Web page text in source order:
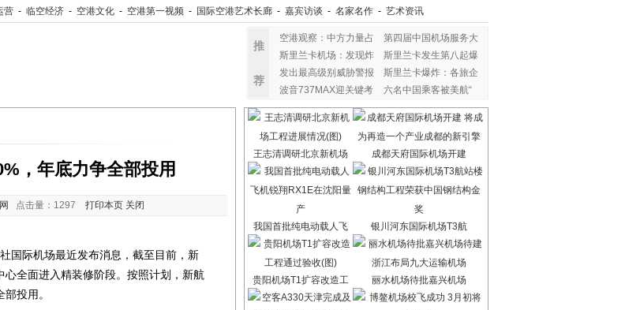
营 - 临空经济 - 空港文化 - 空港第一视频 - 国际空港艺术长廊 - 嘉宾访谈 - 名家名作 - 艺术资讯
推
荐
空港观察：中方力量占
第四届中国机场服务大
斯里兰卡机场：发现炸
斯里兰卡发生第八起爆
发出最高级别威胁警报
斯里兰卡爆炸：各旅企
波音737MAX迎关键考
验
六名中国乘客被美航“
，年底力争全部投用
点击量： 1297 打印本页 关闭
际机场最近发布消息，截至目前，新
全面进入精装修阶段。按照计划，新航
投用。
王志清调研北京新机场 成都天府国际机场开建
我国首批纯电动载人飞 银川河东国际机场T3航
贵阳机场T1扩容改造工 丽水机场待批嘉兴机场